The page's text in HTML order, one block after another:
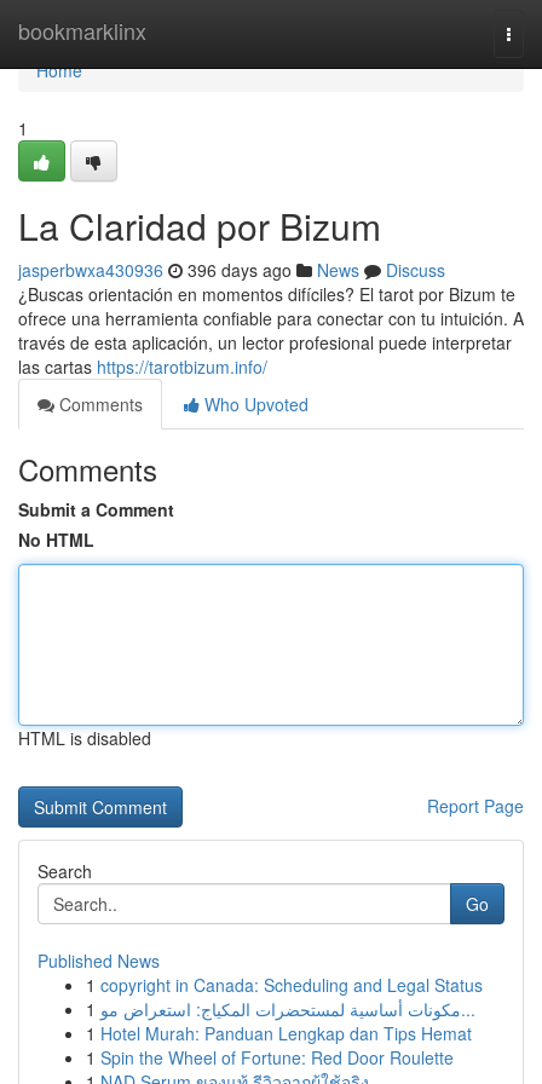
bookmarklinx
Home
Home
1
La Claridad por Bizum
jasperbwxa430936 396 days ago News
Discuss
¿Buscas orientación en momentos difíciles? El tarot por Bizum te
ofrece una herramienta confiable para conectar con tu intuición. A
través de esta aplicación, un lector profesional puede interpretar
las cartas https://tarotbizum.info/
Comments
Who Upvoted
Comments
Submit a Comment
No HTML
HTML is disabled
Report Page
Search
Go
Published News
1 copyright in Canada: Scheduling and Legal Status
1
مكونات أساسية لمستحضرات المكياج: استعراض مو...
1 Hotel Murah: Panduan Lengkap dan Tips Hemat
1 Spin the Wheel of Fortune: Red Door Roulette